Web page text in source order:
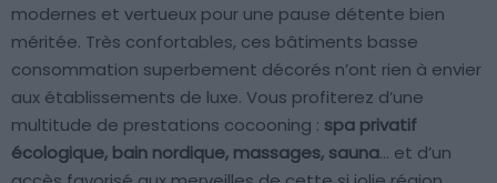
modernes et vertueux pour une pause détente bien
méritée. Très confortables, ces bâtiments basse
consommation superbement décorés n’ont rien à envier
aux établissements de luxe. Vous profiterez d’une
multitude de prestations cocooning : spa privatif
écologique, bain nordique, massages, sauna… et d’un